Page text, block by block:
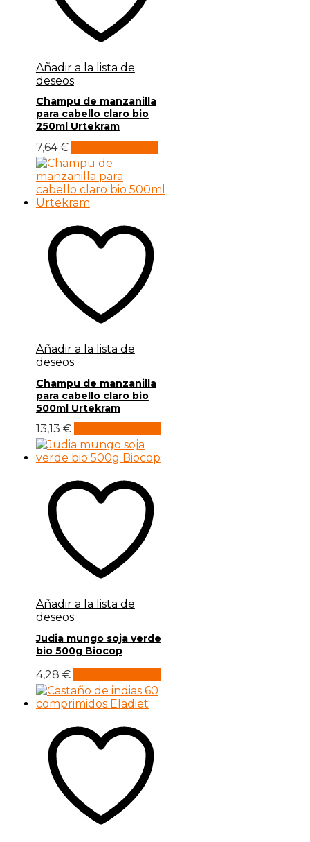
Añadir a la lista de
deseos
Champu de manzanilla
para cabello claro bio
250ml Urtekram
7,64€
Añadir a la lista de
deseos
Champu de manzanilla
para cabello claro bio
500ml Urtekram
13,13 €
Añadir a la lista de
deseos
Judia mungo soja verde
bio 500g Biocop
4,28 €